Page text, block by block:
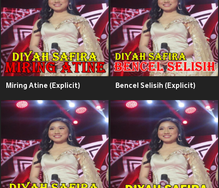
Miring Atine (Explicit) Bencel Selisih (Explicit)